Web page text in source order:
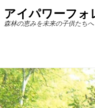
アイパワーフォ
森林の恵みを未来の子供たちへ